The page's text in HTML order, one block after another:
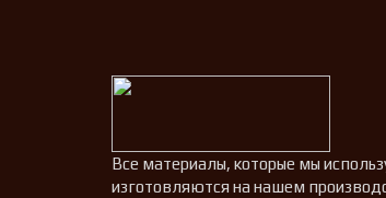
Все материалы, которые мы
изготовляются на нашем